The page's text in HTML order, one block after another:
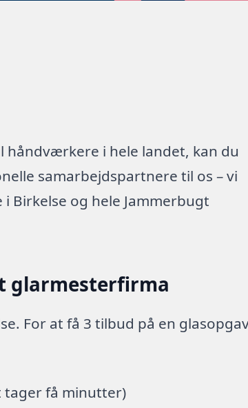
håndværkere i hele landet, kan du
samarbejdspartnere til os – vi
Birkelse og hele Jammerbugt
glarmesterfirma
For at få 3 tilbud på en
få minutter)